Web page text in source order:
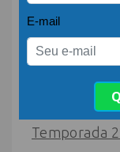
2023/2024
78% no
Números
Temporada